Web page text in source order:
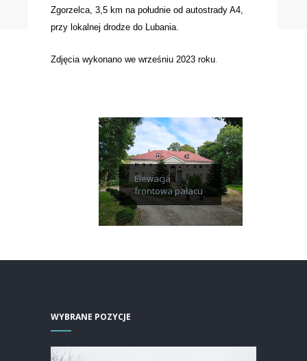
Zgorzelca, 3,5 km na południe od autostrady A4,
przy lokalnej drodze do Lubania.
Zdjęcia wykonano we wrześniu 2023 roku.
Elewacja
frontowa pałacu
WYBRANE POZYCJE